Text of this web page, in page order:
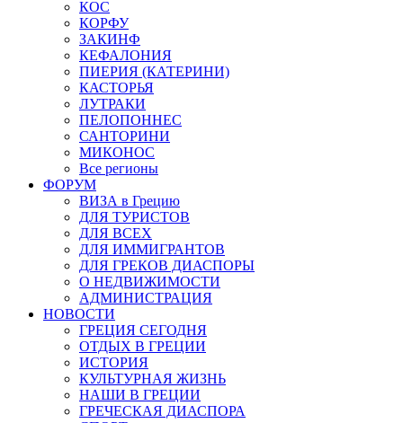
КОС
КОРФУ
ЗАКИНФ
КЕФАЛОНИЯ
ПИЕРИЯ (КАТЕРИНИ)
КАСТОРЬЯ
ЛУТРАКИ
ПЕЛОПОННЕС
САНТОРИНИ
МИКОНОС
Все регионы
ФОРУМ
ВИЗА в Грецию
ДЛЯ ТУРИСТОВ
ДЛЯ ВСЕХ
ДЛЯ ИММИГРАНТОВ
ДЛЯ ГРЕКОВ ДИАСПОРЫ
О НЕДВИЖИМОСТИ
АДМИНИСТРАЦИЯ
НОВОСТИ
ГРЕЦИЯ СЕГОДНЯ
ОТДЫХ В ГРЕЦИИ
ИСТОРИЯ
КУЛЬТУРНАЯ ЖИЗНЬ
НАШИ В ГРЕЦИИ
ГРЕЧЕСКАЯ ДИАСПОРА